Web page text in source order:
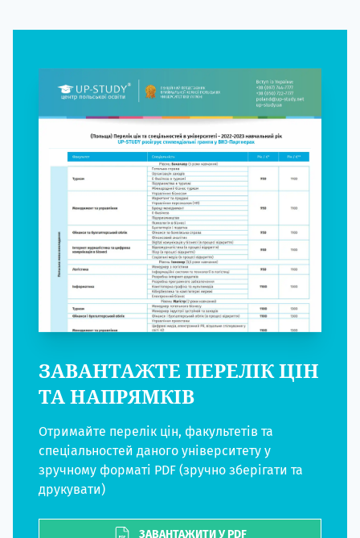
ЗАВАНТАЖТЕ ПЕРЕЛІК ЦІН
ТА НАПРЯМКІВ
Отримайте перелік цін, факультетів та
спеціальностей даного університету у
зручному форматі PDF (зручно зберігати та
друкувати)
ЗАВАНТАЖИТИ У PDF